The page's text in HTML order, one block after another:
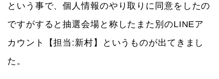
という事で、個人情報のやり取りに同意をしたの
ですがすると抽選会場と称したまた別のLINEア
カウント【担当:新村】というものが出てきまし
た。